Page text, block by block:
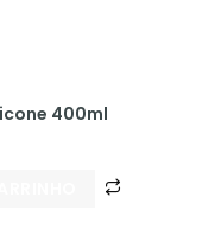
400ml